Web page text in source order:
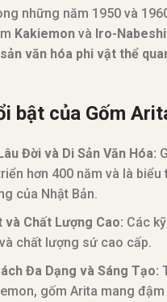
những năm 1950 và
Kakiemon và Iro-
văn hóa phi vật thể
bật của Gốm
Đời và Di Sản Văn Hóa:
hơn 400 năm và là biểu
của Nhật Bản.
và Chất Lượng Cao: Các
chất lượng sứ cao cấp.
Đa Dạng và Sáng Tạo:
gốm Arita mang